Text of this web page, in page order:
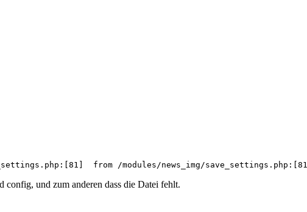
from /modules/news_img/
und zum anderen dass die Datei fehlt.